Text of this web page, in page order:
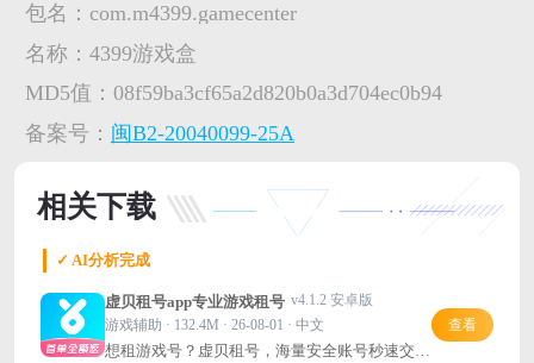
包名： com.m4399.gamecenter
名称： 4399游戏盒
MD5值： 08f59ba3cf65a2d820b0a3d704ec0b94
备案号： 闽B2-20040099-25A
相关下载
✓ AI分析完成
虚贝租号app专业游戏租号 v4.1.2 安卓版
游戏辅助 · 132.4M · 26-08-01 · 中文
想租游戏号？虚贝租号，海量安全账号秒速交
查看